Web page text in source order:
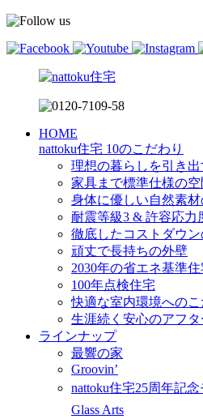
HOME
nattoku住宅 10のこだわり
理想の暮らしを引き
家具まで標準仕様の
身体に優しい自然素材
耐震等級3 & 許容応力
徹底したコストダウ
頑丈で長持ちの外壁
2030年の省エネ基準住
100年点検住宅
快適な室内環境へのこ
生涯続く安心のアフ
ラインナップ
最響の家
Groovin’
nattoku住宅25周年記
Glass Arts